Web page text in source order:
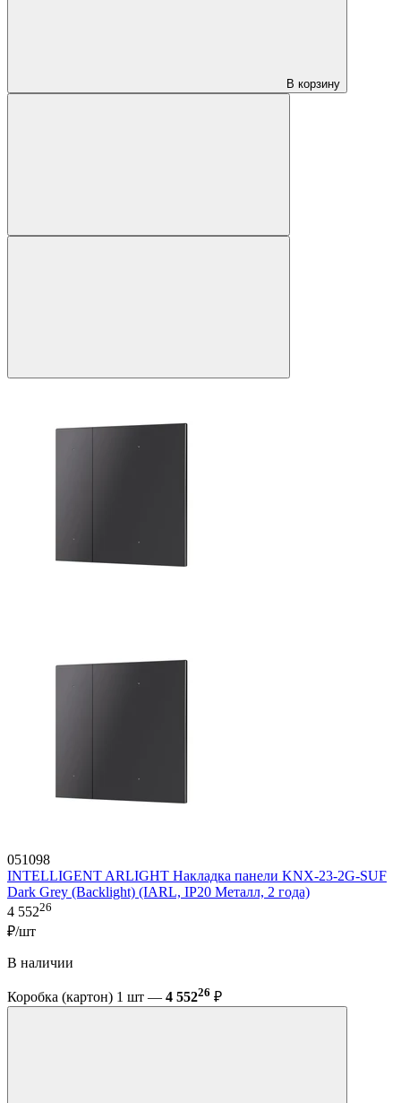
В корзину
051098
INTELLIGENT ARLIGHT Накладка панели KNX-23-2G-SUF
Dark Grey (Backlight) (IARL, IP20 Металл, 2 года)
4 55226
₽/шт
В наличии
Коробка (картон) 1 шт — 4 55226 ₽